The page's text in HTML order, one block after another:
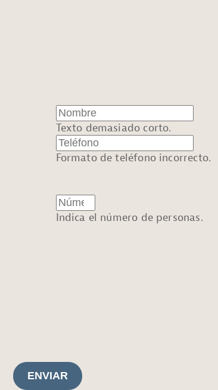
Texto demasiado corto.
Formato de teléfono incorrecto.
Indica el número de personas.
ENVIAR